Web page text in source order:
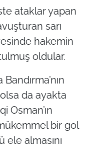
ataklar yapan
sarı
hakemin
oldular.
da ayakta
Osman’ın
bir gol
ele almasını